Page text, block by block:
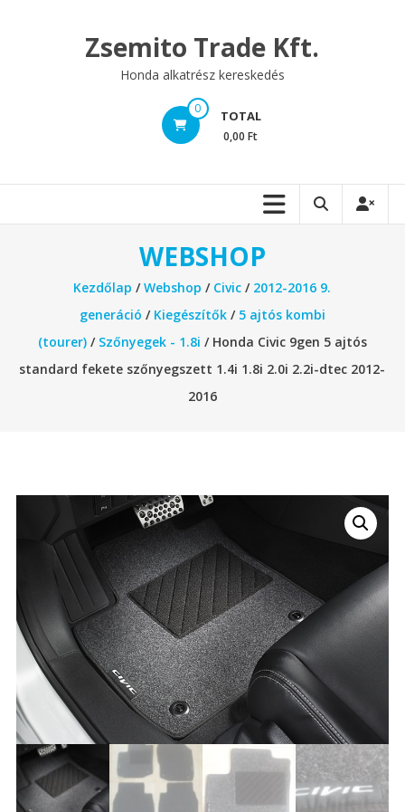
Zsemito Trade Kft.
Honda alkatrész kereskedés
0 TOTAL
0,00 Ft
WEBSHOP
Kezdőlap /Webshop / Civic / 2012-2016 9.
generáció / Kiegészítők/ 5 ajtós kombi
(tourer)/ Szőnyegek - 1.8i / Honda Civic 9gen 5 ajtós
standard fekete szőnyegszett 1.4i 1.8i 2.0i 2.2i-dtec 2012-
2016